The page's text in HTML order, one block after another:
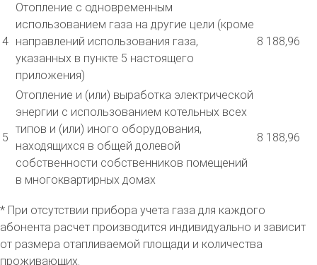
4
Отопление с одновременным
использованием газа на другие цели (кроме
направлений использования газа,
указанных в пункте 5 настоящего
приложения)
8 188,96
5
Отопление и (или) выработка электрической
энергии с использованием котельных всех
типов и (или) иного оборудования,
находящихся в общей долевой
собственности собственников помещений
в многоквартирных домах
8 188,96
* При отсутствии прибора учета газа для каждого
абонента расчет производится индивидуально и зависит
от размера отапливаемой площади и количества
проживающих.